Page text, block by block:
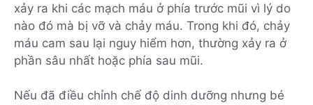
xảy ra khi các mạch máu ở phía trước mũi vì lý do
nào đó mà bị vỡ và chảy máu. Trong khi đó, chảy
máu cam sau lại nguy hiểm hơn, thường xảy ra ở
phần sâu nhất hoặc phía sau mũi.
Nếu đã điều chỉnh chế độ dinh dưỡng nhưng bé